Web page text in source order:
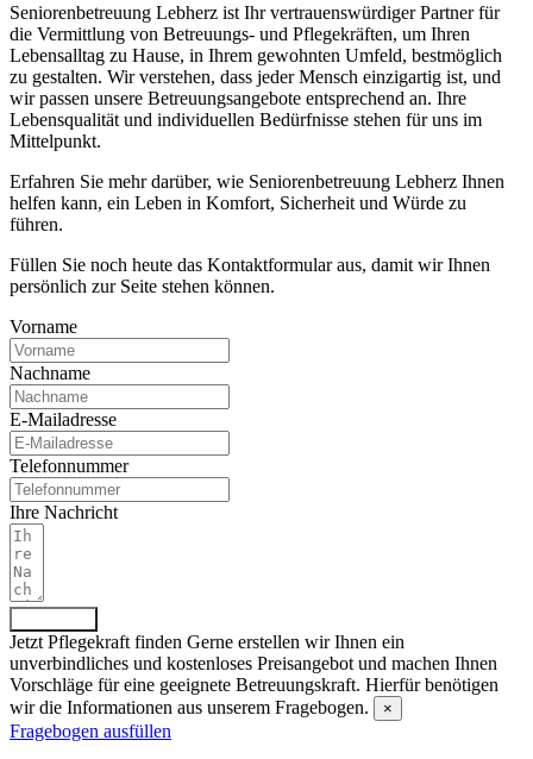
Seniorenbetreuung Lebherz ist Ihr vertrauenswürdiger Partner für
die Vermittlung von Betreuungs- und Pflegekräften, um Ihren
Lebensalltag zu Hause, in Ihrem gewohnten Umfeld, bestmöglich
zu gestalten. Wir verstehen, dass jeder Mensch einzigartig ist, und
wir passen unsere Betreuungsangebote entsprechend an. Ihre
Lebensqualität und individuellen Bedürfnisse stehen für uns im
Mittelpunkt.
Erfahren Sie mehr darüber, wie Seniorenbetreuung Lebherz Ihnen
helfen kann, ein Leben in Komfort, Sicherheit und Würde zu
führen.
Füllen Sie noch heute das Kontaktformular aus, damit wir Ihnen
persönlich zur Seite stehen können.
Vorname
Nachname
E-Mailadresse
Telefonnummer
Ihre Nachricht
Jetzt Pflegekraft finden Gerne erstellen wir Ihnen ein
unverbindliches und kostenloses Preisangebot und machen Ihnen
Vorschläge für eine geeignete Betreuungskraft. Hierfür benötigen
wir die Informationen aus unserem Fragebogen.
×
Fragebogen ausfüllen